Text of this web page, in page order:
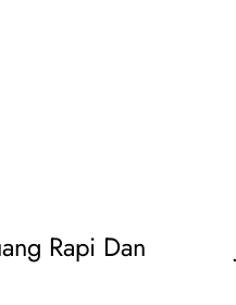
Rapi Dan